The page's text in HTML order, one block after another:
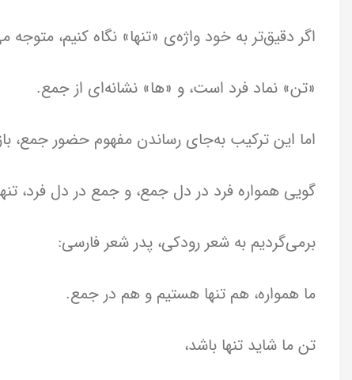
اگر دقیق‌تر به خود واژه‌ی «تنها» نگاه کنیم،
«تن» نماد فرد است، و «ها» نشانه‌ای از جمع.
اما این ترکیب به‌جای رساندن مفهوم حضور جمع،
گویی همواره فرد در دل جمع، و جمع در دل فرد،
برمی‌گردیم به شعر رودکی، پدر شعر فارسی:
ما همواره، هم تنها هستیم و هم در جمع.
تن ما شاید تنها باشد،